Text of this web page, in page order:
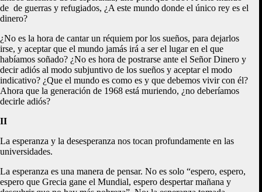
de de guerras y refugiados, ¿A este mundo donde el único rey es el
dinero?
¿No es la hora de cantar un réquiem por los sueños, para dejarlos
irse, y aceptar que el mundo jamás irá a ser el lugar en el que
habíamos soñado? ¿No es hora de postrarse ante el Señor Dinero y
decir adiós al modo subjuntivo de los sueños y aceptar el modo
indicativo? ¿Que el mundo es como es y que debemos vivir con él?
Ahora que la generación de 1968 está muriendo, ¿no deberíamos
decirle adiós?
II
La esperanza y la desesperanza nos tocan profundamente en las
universidades.
La esperanza es una manera de pensar. No es solo “espero, espero,
espero que Grecia gane el Mundial, espero despertar mañana y